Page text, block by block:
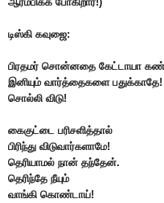
டிஸ்கி கவுஜை:
பிரதமர் சொன்னதை கேட்டாயா
இனியும் வார்த்தைகளை பதுக்காதே!
சொல்லி விடு!
கைகுட்டை பரிசளித்தால்
பிரிந்து விடுவார்களாமே!
தெரியாமல் நான் தந்தேன்.
தெரிந்தே நீயும்
வாங்கி கொண்டாய்!